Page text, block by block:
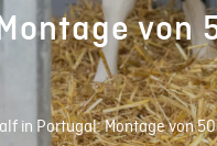
von
in Portugal: Montage von